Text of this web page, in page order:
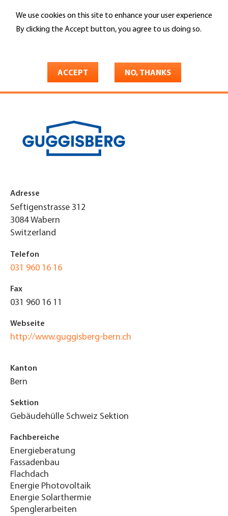
We use cookies on this site to enhance your user experience
By clicking the Accept button, you agree to us doing so.
ACCEPT NO, THANKS
main
Search
Guggisberg Dachtechnik AG
Adresse
Seftigenstrasse 312
3084 Wabern
Switzerland
Telefon
031 960 16 16
Fax
031 960 16 11
Webseite
http://www.guggisberg-bern.ch
Kanton
Bern
Sektion
Gebäudehülle Schweiz Sektion
Fachbereiche
Energieberatung
Fassadenbau
Flachdach
Energie Photovoltaik
Energie Solarthermie
Spenglerarbeiten